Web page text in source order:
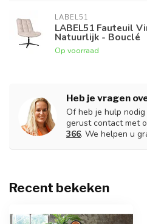
LABEL51
LABEL51 Fauteuil
Natuurlijk - Bouclé
Op voorraad
Heb je vragen
Of heb je hulp
gerust contact met
366. We helpen u
Recent bekeken